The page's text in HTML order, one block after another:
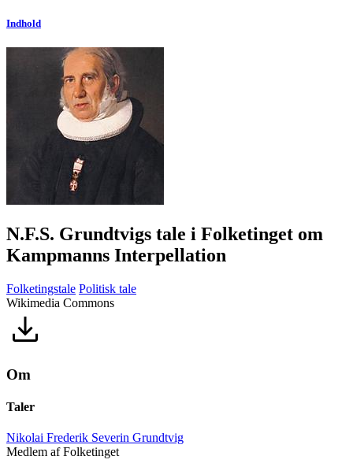
Indhold
N.F.S. Grundtvigs tale i Folketinget om
Kampmanns Interpellation
Folketingstale Politisk tale
Wikimedia Commons
Om
Taler
Nikolai Frederik Severin Grundtvig
Medlem af Folketinget